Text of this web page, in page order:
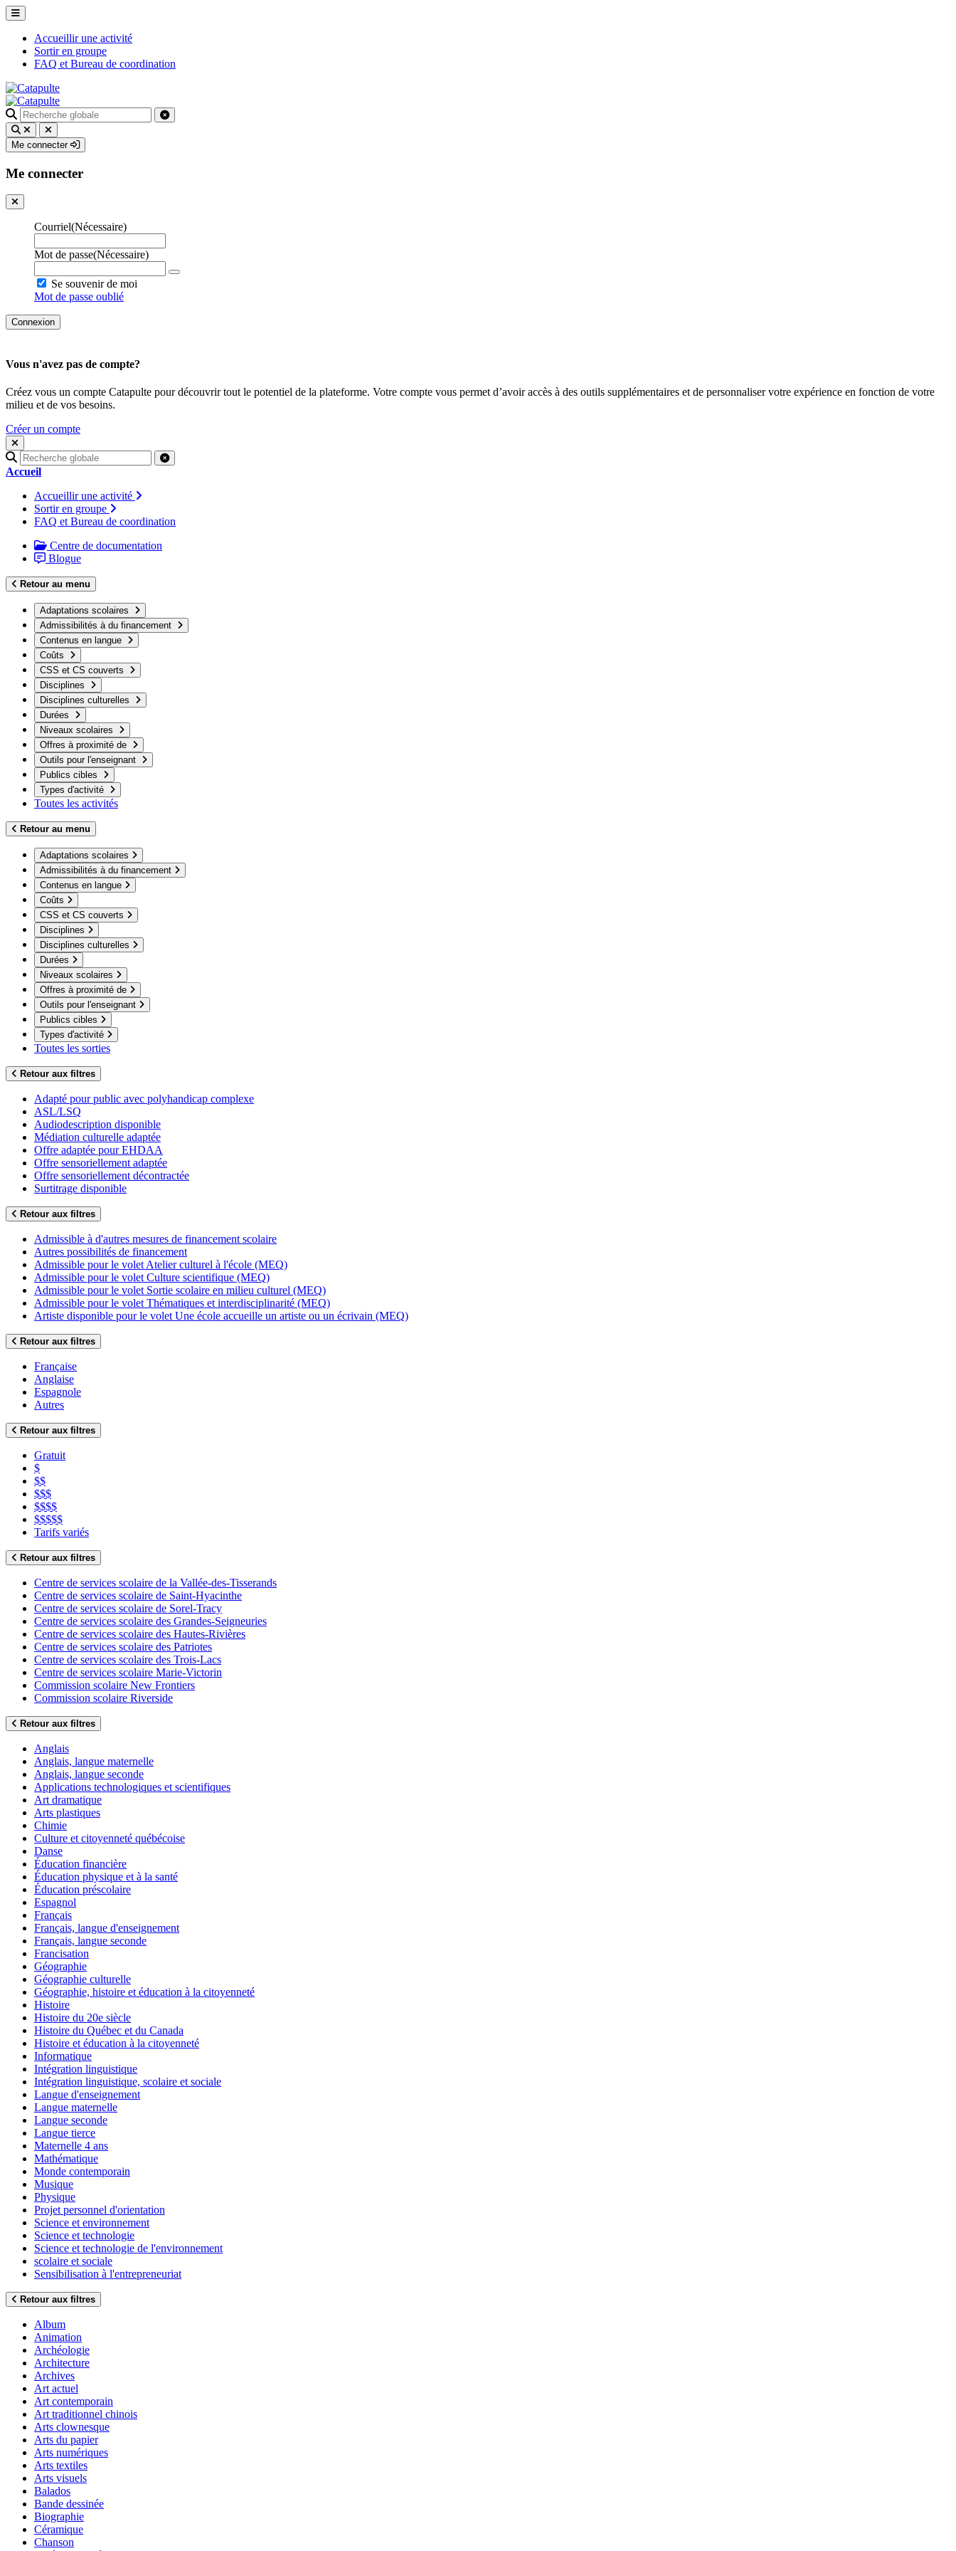
Accueillir une activité
Sortir en groupe
FAQ et Bureau de coordination
Recherche
pour
:
Me connecter
Me connecter
Courriel(Nécessaire)
Mot de passe(Nécessaire)
Se souvenir de moi
Mot de passe oublié
Vous n'avez pas de compte?
Créez vous un compte Catapulte pour découvrir tout le potentiel de la plateforme. Votre compte vous permet d’avoir accès à des outils supplémentaires et de personnaliser votre expérience en fonction de votre
milieu et de vos besoins.
Créer un compte
Recherche
pour
Accueil
Accueillir une activité
Sortir en groupe
FAQ et Bureau de coordination
Centre de documentation
Blogue
Retour au menu
Adaptations scolaires
Admissibilités à du financement
Contenus en langue
Coûts
CSS et CS couverts
Disciplines
Disciplines culturelles
Durées
Niveaux scolaires
Offres à proximité de
Outils pour l'enseignant
Publics cibles
Types d'activité
Toutes les activités
Retour au menu
Adaptations scolaires
Admissibilités à du financement
Contenus en langue
Coûts
CSS et CS couverts
Disciplines
Disciplines culturelles
Durées
Niveaux scolaires
Offres à proximité de
Outils pour l'enseignant
Publics cibles
Types d'activité
Toutes les sorties
Retour aux filtres
Adapté pour public avec polyhandicap complexe
ASL/LSQ
Audiodescription disponible
Médiation culturelle adaptée
Offre adaptée pour EHDAA
Offre sensoriellement adaptée
Offre sensoriellement décontractée
Surtitrage disponible
Retour aux filtres
Admissible à d'autres mesures de financement scolaire
Autres possibilités de financement
Admissible pour le volet Atelier culturel à l'école (MEQ)
Admissible pour le volet Culture scientifique (MEQ)
Admissible pour le volet Sortie scolaire en milieu culturel (MEQ)
Admissible pour le volet Thématiques et interdisciplinarité (MEQ)
Artiste disponible pour le volet Une école accueille un artiste ou un écrivain (MEQ)
Retour aux filtres
Française
Anglaise
Espagnole
Autres
Retour aux filtres
Gratuit
$
$$
$$$
$$$$
$$$$$
Tarifs variés
Retour aux filtres
Centre de services scolaire de la Vallée-des-Tisserands
Centre de services scolaire de Saint-Hyacinthe
Centre de services scolaire de Sorel-Tracy
Centre de services scolaire des Grandes-Seigneuries
Centre de services scolaire des Hautes-Rivières
Centre de services scolaire des Patriotes
Centre de services scolaire des Trois-Lacs
Centre de services scolaire Marie-Victorin
Commission scolaire New Frontiers
Commission scolaire Riverside
Retour aux filtres
Anglais
Anglais, langue maternelle
Anglais, langue seconde
Applications technologiques et scientifiques
Art dramatique
Arts plastiques
Chimie
Culture et citoyenneté québécoise
Danse
Éducation financière
Éducation physique et à la santé
Éducation préscolaire
Espagnol
Français
Français, langue d'enseignement
Français, langue seconde
Francisation
Géographie
Géographie culturelle
Géographie, histoire et éducation à la citoyenneté
Histoire
Histoire du 20e siècle
Histoire du Québec et du Canada
Histoire et éducation à la citoyenneté
Informatique
Intégration linguistique
Intégration linguistique, scolaire et sociale
Langue d'enseignement
Langue maternelle
Langue seconde
Langue tierce
Maternelle 4 ans
Mathématique
Monde contemporain
Musique
Physique
Projet personnel d'orientation
Science et environnement
Science et technologie
Science et technologie de l'environnement
scolaire et sociale
Sensibilisation à l'entrepreneuriat
Retour aux filtres
Album
Animation
Archéologie
Architecture
Archives
Art actuel
Art contemporain
Art traditionnel chinois
Arts clownesque
Arts du papier
Arts numériques
Arts textiles
Arts visuels
Balados
Bande dessinée
Biographie
Céramique
Chanson